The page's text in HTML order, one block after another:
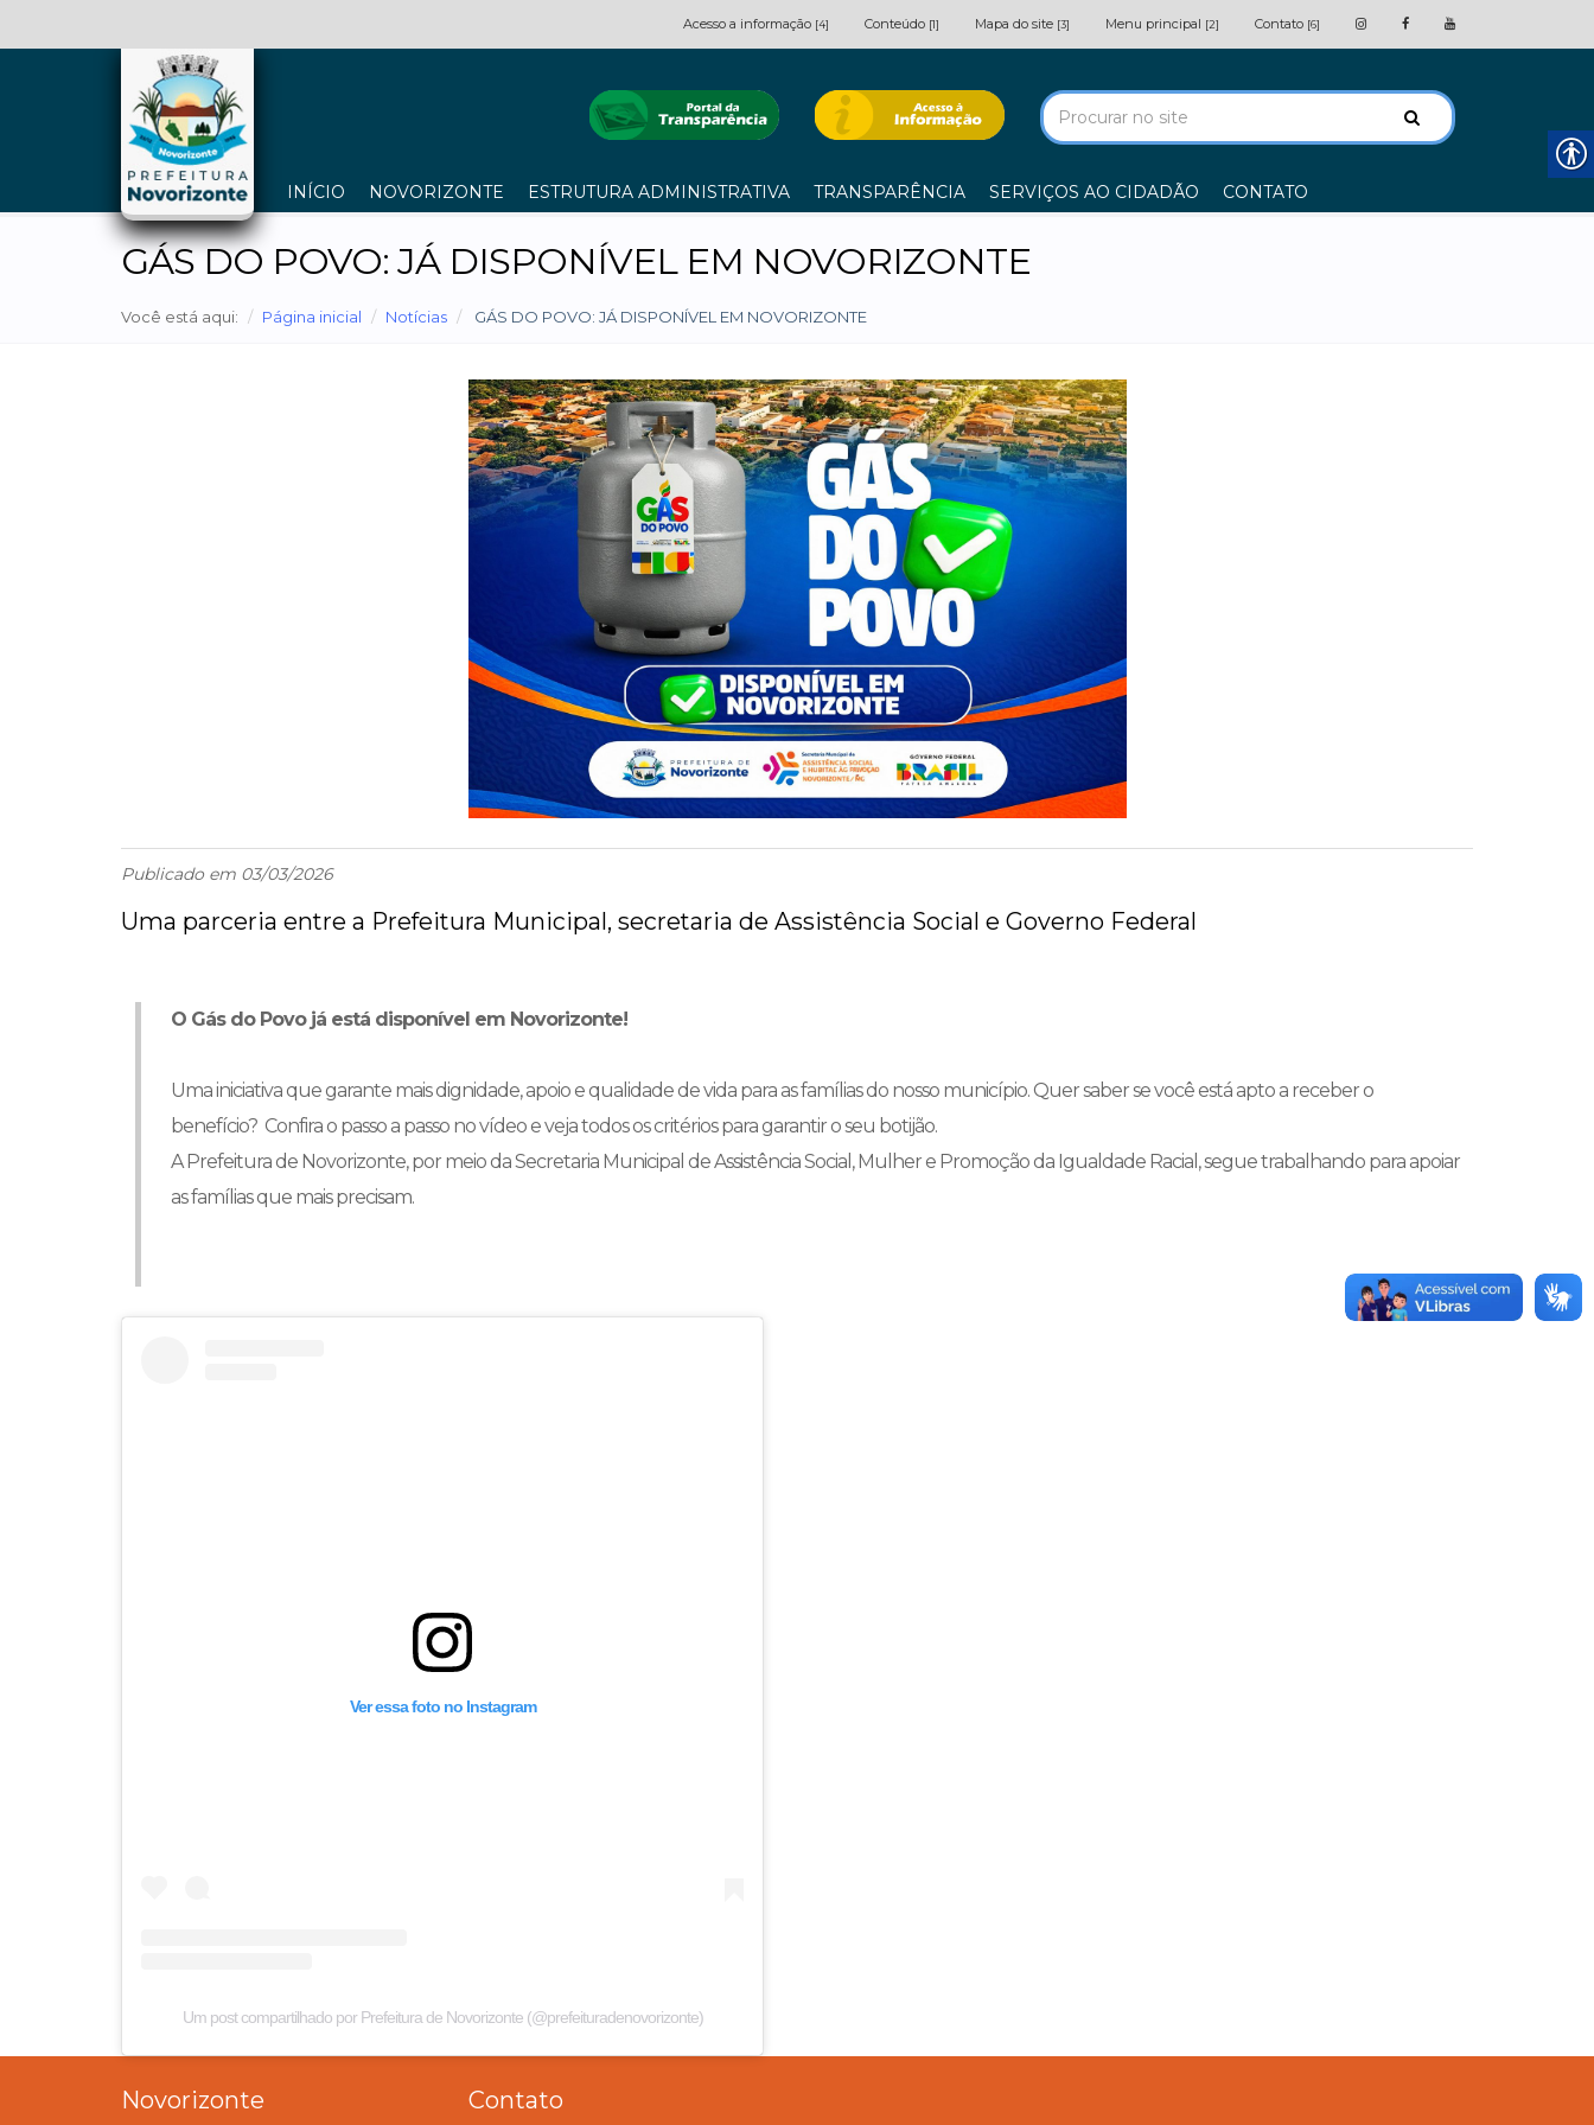
Acesso a informação [4] Conteúdo [1] Mapa do site [3] Menu principal [2] Contato [6]
INÍCIO NOVORIZONTE ESTRUTURA ADMINISTRATIVA TRANSPARÊNCIA SERVIÇOS AO CIDADÃO CONTATO
GÁS DO POVO: JÁ DISPONÍVEL EM NOVORIZONTE
Você está aqui: Página inicial Notícias GÁS DO POVO: JÁ DISPONÍVEL EM NOVORIZONTE
Publicado em 03/03/2026
Uma parceria entre a Prefeitura Municipal, secretaria de Assistência Social e Governo Federal
O Gás do Povo já está disponível em Novorizonte!
Uma iniciativa que garante mais dignidade, apoio e qualidade de vida para as famílias do nosso município. Quer saber se você está apto a receber o
benefício? Confira o passo a passo no vídeo e veja todos os critérios para garantir o seu botijão.
A Prefeitura de Novorizonte, por meio da Secretaria Municipal de Assistência Social, Mulher e Promoção da Igualdade Racial, segue trabalhando para apoiar
as famílias que mais precisam.
Ver essa foto no Instagram
Um post compartilhado por Prefeitura de Novorizonte (@prefeituradenovorizonte)
Novorizonte Contato